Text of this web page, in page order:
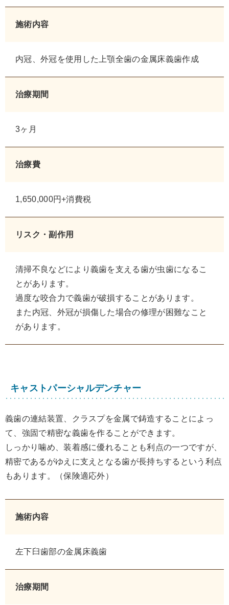
施術内容
内冠、外冠を使用した上顎全歯の金属床義歯作成
治療期間
3ヶ月
治療費
1,650,000円+消費税
リスク・副作用
清掃不良などにより義歯を支える歯が虫歯になるこ
とがあります。
過度な咬合力で義歯が破損することがあります。
また内冠、外冠が損傷した場合の修理が困難なこと
があります。
キャストパーシャルデンチャー
義歯の連結装置、クラスプを金属で鋳造することによっ
て、強固で精密な義歯を作ることができます。
しっかり噛め、装着感に優れることも利点の一つですが、
精密であるがゆえに支えとなる歯が長持ちするという利点
もあります。（保険適応外）
施術内容
左下臼歯部の金属床義歯
治療期間